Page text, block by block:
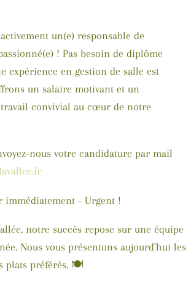
un(e) responsable de
! Pas besoin de diplôme
expérience en gestion de salle est
un salaire motivant et un
convivial au cœur de notre
nous votre candidature par mail
immédiatement - Urgent !
notre succès repose sur une équipe
Nous vous présentons aujourd'hui les
plats préférés. 🍽️